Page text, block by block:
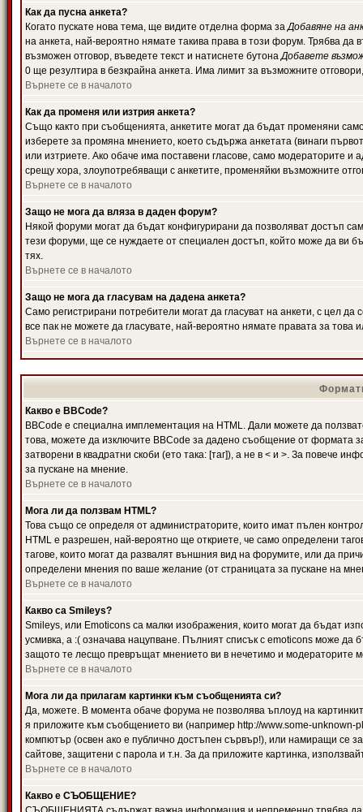
Как да пусна анкета?
Когато пускате нова тема, ще видите отделна форма заДобавяне на
на анкета, най-вероятно нямате такива права в този форум. Трябва да
възможен отговор, въведете текст и натиснете бутонаДобавете
0 ще резултира в безкрайна анкета. Има лимит за възможните
Върнете се в началото
Как да променя или изтрия анкета?
Също както при съобщенията, анкетите могат да бъдат променяни
изберете за промяна мнението, което съдържа анкетата (винаги
или изтриете. Ако обаче има поставени гласове, само модераторите и
срещу хора, злоупотребяващи с анкетите, променяйки възможните
Върнете се в началото
Защо не мога да вляза в даден форум?
Някой форуми могат да бъдат конфигурирани да позволяват достъп
тези форуми, ще се нуждаете от специален достъп, който може да ви
тях.
Върнете се в началото
Защо не мога да гласувам на дадена анкета?
Само регистрирани потребители могат да гласуват на анкети, с цел
все пак не можете да гласувате, най-вероятно нямате правата за това
Върнете се в началото
Какво е BBCode?
BBCode е специална имплементация на HTML. Дали можете да
това, можете да изключите BBCode за дадено съобщение от формата
затворени в квадратни скоби (ето така: [таг]), а не в < и >. За повече
за пускане на мнение.
Върнете се в началото
Мога ли да ползвам HTML?
Това също се определя от администраторите, които имат пълен
HTML е разрешен, най-вероятно ще откриете, че само определени
тагове, които могат да развалят външния вид на форумите, или да
определени мнения по ваше желание (от страницата за пускане на
Върнете се в началото
Какво са Smileys?
Smileys, или Emoticons са малки изображения, които могат да бъдат
усмивка, а :( означава нацупване. Пълният списък с emoticons може да
защото те лесщо превръщат мнението ви в нечетимо и модераторите
Върнете се в началото
Мога ли да прилагам картинки към съобщенията си?
Да, можете. В момента обаче форума не позволява ъплоуд на
я приложите към съобщението ви (например http://www.some-
компютър (освен ако е публично достъпен сървър!), или намиращи се
сайтове, защитени с парола и т.н. За да приложите картинка,
Върнете се в началото
Какво е СЪОБЩЕНИЕ?